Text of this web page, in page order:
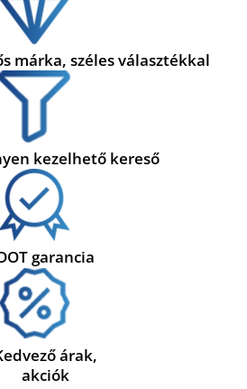
márka, széles választékkal
kezelhető kereső
garancia
árak,
akciók